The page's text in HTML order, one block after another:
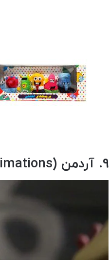
۹. آردمن (Aardman Animations)